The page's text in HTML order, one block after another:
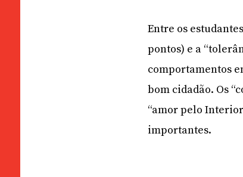
Entre os
pontos) e a
comportamentos
bom cidadão. Os
“amor pelo
importantes.